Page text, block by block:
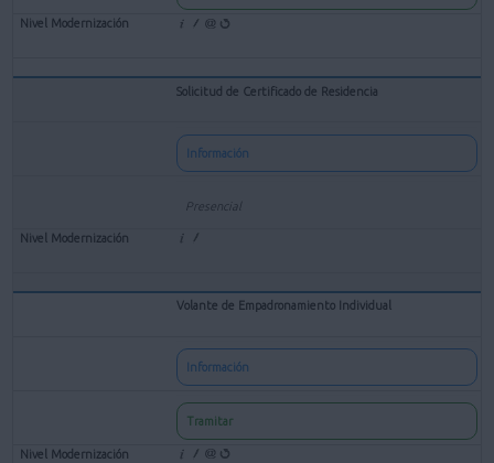
Solicitud de Certificado de Residencia
Información
Presencial
Volante de Empadronamiento Individual
Información
Tramitar